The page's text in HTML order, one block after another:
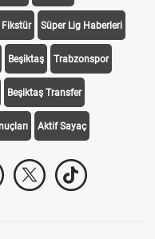
Fikstür Süper Lig Haberleri
Beşiktaş Trabzonspor
Beşiktaş Transfer
Aktif Sayaç